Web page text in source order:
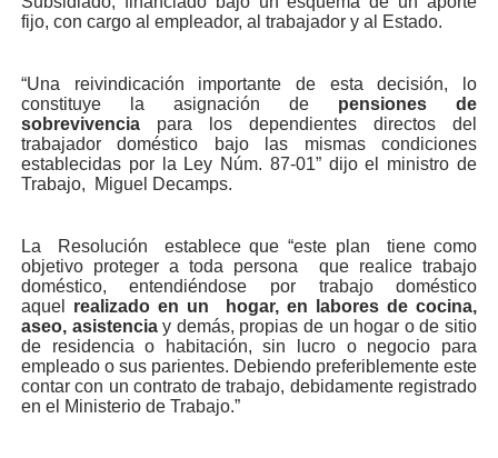
fijo, con cargo al empleador, al trabajador y al Estado.
“Una reivindicación importante de esta decisión, lo
constituye la asignación de pensiones de
sobrevivenciapara los dependientes directos del
trabajador doméstico bajo las mismas condiciones
establecidas por la Ley Núm. 87-01” dijo el ministro de
Trabajo, Miguel Decamps.
La Resolución establece que “este plan tiene como
objetivo proteger a toda persona que realice trabajo
doméstico, entendiéndose por trabajo doméstico
aquel realizado en un hogar, en labores de cocina,
aseo, asistenciay demás, propias de un hogar o de sitio
de residencia o habitación, sin lucro o negocio para
empleado o sus parientes. Debiendo preferiblemente este
contar con un contrato de trabajo, debidamente registrado
en el Ministerio de Trabajo.”